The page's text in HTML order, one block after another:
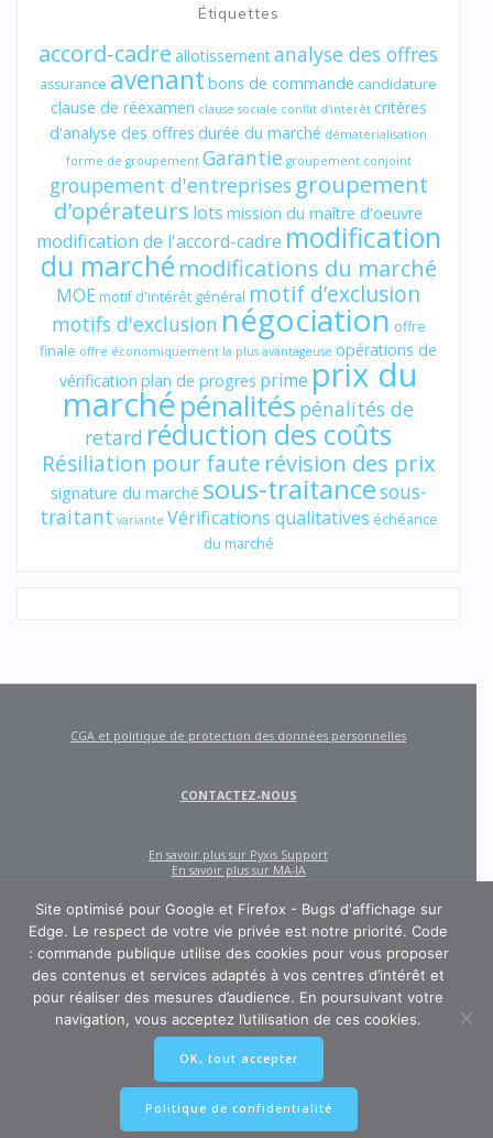
Étiquettes
accord-cadre allotissementanalyse des offres
assurance avenant bons de commande candidature
clause de réexamen clause sociale conflit d'intérêt critères
d'analyse des offres durée du marché dématérialisation
forme de groupement Garantie groupement conjoint
groupement d'entreprises groupement
d'opérateurs lots mission du maître d'oeuvre
modification de l'accord-cadre modification
du marché modifications du marché
MOE motif d'intérêt général motif d’exclusion
motifs d'exclusion négociation offre
finale offre économiquement la plus avantageuse opérations de
vérification plan de progres prime prix du
marchépénalités pénalités de
retard réduction des coûts
Résiliation pour faute révision des prix
signature du marché sous-traitancesous-
traitant variante Vérifications qualitatives échéance
du marché
CODE : COMMANDE PUBLIQUE
Un site créé et édité par Pyxis Support, cabinet de conseil en achats et
marchés publics : AMO, Externalisation des marchés, Contract Management,
Ingénierie contractuelle
CGA et politique de protection des données personnelles
CONTACTEZ-NOUS
En savoir plus sur Pyxis Support
En savoir plus sur MA-IA
Site optimisé pour Google et Firefox - Bugs d'affichage sur
Edge. Le respect de votre vie privée est notre priorité. Code
: commande publique utilise des cookies pour vous proposer
des contenus et services adaptés à vos centres d’intérêt et
pour réaliser des mesures d’audience. En poursuivant votre
navigation, vous acceptez l’utilisation de ces cookies.
OK, tout accepter
Politique de confidentialité